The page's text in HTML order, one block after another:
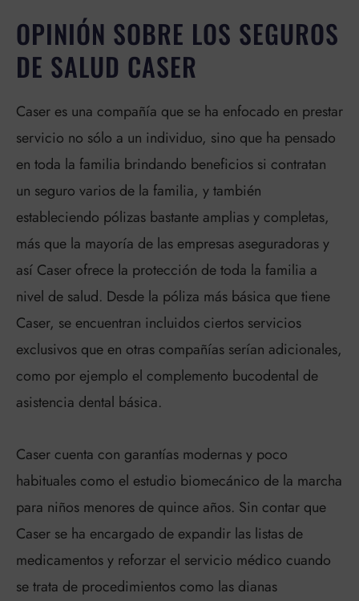
OPINIÓN SOBRE LOS SEGUROS
DE SALUD CASER
Caser es una compañía que se ha enfocado en prestar
servicio no sólo a un individuo, sino que ha pensado
en toda la familia brindando beneficios si contratan
un seguro varios de la familia, y también
estableciendo pólizas bastante amplias y completas,
más que la mayoría de las empresas aseguradoras y
así Caser ofrece la protección de toda la familia a
nivel de salud. Desde la póliza más básica que tiene
Caser, se encuentran incluidos ciertos servicios
exclusivos que en otras compañías serían adicionales,
como por ejemplo el complemento bucodental de
asistencia dental básica.
Caser cuenta con garantías modernas y poco
habituales como el estudio biomecánico de la marcha
para niños menores de quince años. Sin contar que
Caser se ha encargado de expandir las listas de
medicamentos y reforzar el servicio médico cuando
se trata de procedimientos como las dianas